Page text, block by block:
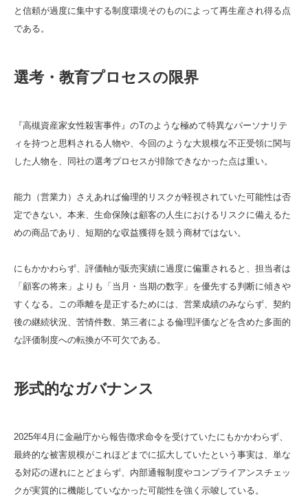
と信頼が過度に集中する制度環境そのものによって再生産され得る点
である。
選考・教育プロセスの限界
『高槻資産家女性殺害事件』のTのような極めて特異なパーソナリテ
ィを持つと思料される人物や、今回のような大規模な不正受領に関与
した人物を、同社の選考プロセスが排除できなかった点は重い。
能力（営業力）さえあれば倫理的リスクが軽視されていた可能性は否
定できない。本来、生命保険は顧客の人生におけるリスクに備えるた
めの商品であり、短期的な収益獲得を競う商材ではない。
にもかかわらず、評価軸が販売実績に過度に偏重されると、担当者は
「顧客の将来」よりも「当月・当期の数字」を優先する判断に傾きや
すくなる。この乖離を是正するためには、営業成績のみならず、契約
後の継続状況、苦情件数、第三者による倫理評価などを含めた多面的
な評価制度への転換が不可欠である。
形式的なガバナンス
2025年4月に金融庁から報告徴求命令を受けていたにもかかわらず、
最終的な被害規模がこれほどまでに拡大していたという事実は、単な
る対応の遅れにとどまらず、内部通報制度やコンプライアンスチェッ
クが実質的に機能していなかった可能性を強く示唆している。